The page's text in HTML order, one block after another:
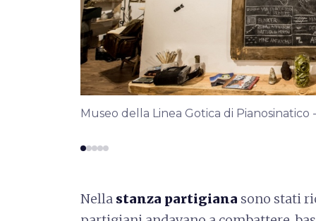
Museo della Linea Gotica di
Nella stanza partigiana sono stati